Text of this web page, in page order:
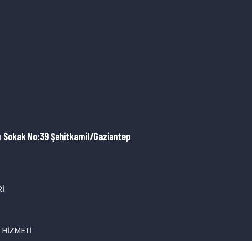
Sokak No:39 Şehitkamil/Gaziantep
HİZMETİ